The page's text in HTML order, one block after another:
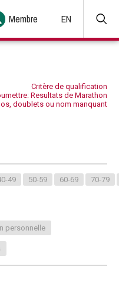
Membre EN
Critère de qualification
Resultats de Marathon
doublets ou nom manquant
49 50-59 60-69 70-79
personnelle